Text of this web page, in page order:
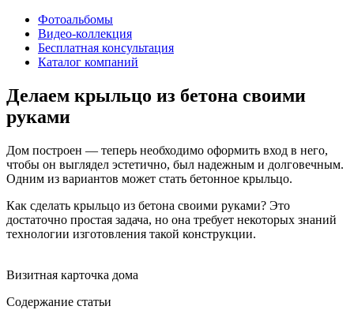
Фотоальбомы
Видео-коллекция
Бесплатная консультация
Каталог компаний
Делаем крыльцо из бетона своими
руками
Дом построен — теперь необходимо оформить вход в него,
чтобы он выглядел эстетично, был надежным и долговечным.
Одним из вариантов может стать бетонное крыльцо.
Как сделать крыльцо из бетона своими руками? Это
достаточно простая задача, но она требует некоторых знаний
технологии изготовления такой конструкции.
Визитная карточка дома
Содержание статьи